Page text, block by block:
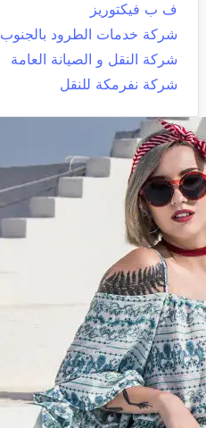
ف ب فيكتوريز
شركة خدمات الطرود بالجنوب
شركة النقل و الصيانة العامة
شركة نفرمكة للنقل